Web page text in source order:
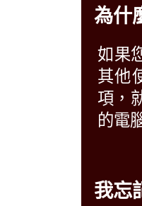
為什
如果
其他
項，
的電
我忘